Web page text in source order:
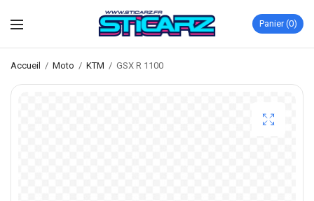
Panier 0
Accueil / Moto / KTM / GSX R 1100